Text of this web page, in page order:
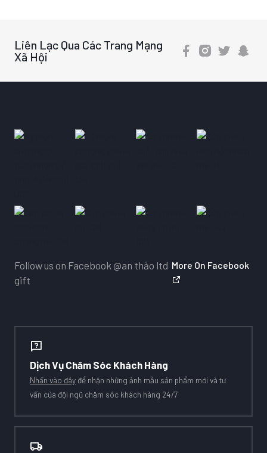
Liên Lạc Qua Các Trang Mạng
Xã Hội
Follow us on Facebook @an thảo ltd
gift
More On Facebook
Dịch Vụ Chăm Sóc Khách Hàng
Nhấn vào đây để nhận những ảnh mẫu sản phẩm mới và tư
vấn của đội ngũ chăm sóc khách hàng 24/7